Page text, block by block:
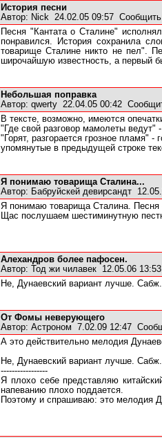
История песни
Автор: Nick 24.02.05 09:57
Песня "Кантата о Сталине"
понравился. История сохранила
товарище Сталине никто не пел".
широчайшую известность, а первый
Небольшая поправка
Автор: qwerty 22.04.05 00:42
В тексте, возможно, имеются
"Где свой разговор мамолеты ведут"
"Горят, разгорается грозное пламя" -
упомянутые в предыдущей строке
Я понимаю товарища Сталина...
Автор: Бабруйскей девирсандт
Я понимаю товарища Сталина. Песня
Щас послушаем шестиминутную
Алехандров более пафосен.
Автор:
Тод жи чилавек 12.05.06 13:53
Не, Дунаевский вариант лучше.
От Фомы неверующего
Автор: Астроном 7.02.09 12:47
А это действительно мелодия
Не, Дунаевский вариант лучше.
-----------------
Я плохо себе представляю
напеванию плохо поддается.
Поэтому и спрашиваю: это мелодия